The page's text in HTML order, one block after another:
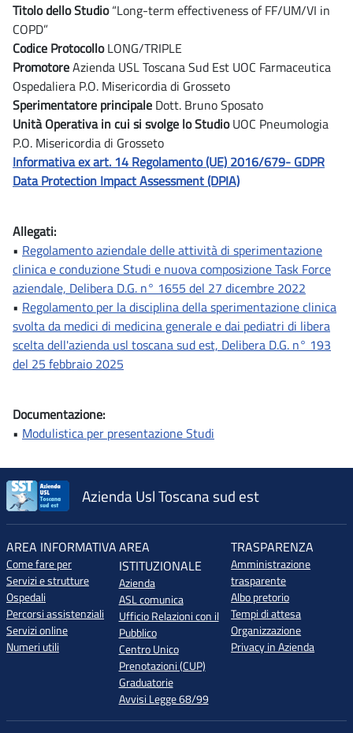
Titolo dello Studio“Long-term effectiveness of FF/UM/VI in
COPD”
Codice ProtocolloLONG/TRIPLE
PromotoreAzienda USL Toscana Sud Est UOC Farmaceutica
Ospedaliera P.O. Misericordia di Grosseto
Sperimentatore principale Dott. Bruno Sposato
Unità Operativa in cui si svolge lo StudioUOC Pneumologia
P.O. Misericordia di Grosseto
Informativa ex art. 14 Regolamento (UE) 2016/679- GDPR
Data Protection Impact Assessment (DPIA)
Allegati:
• Regolamento aziendale delle attività di sperimentazione
clinica e conduzione Studi e nuova composizione Task Force
aziendale, Delibera D.G. n° 1655 del 27 dicembre 2022
• Regolamento per la disciplina della sperimentazione clinica
svolta da medici di medicina generale e dai pediatri di libera
scelta dell'azienda usl toscana sud est, Delibera D.G. n° 193
del 25 febbraio 2025
Documentazione:
• Modulistica per presentazione Studi
Azienda Usl Toscana sud est
AREA INFORMATIVA
Come fare per
Servizi e strutture
Ospedali
Percorsi assistenziali
Servizi online
Numeri utili
AREA
ISTITUZIONALE
Azienda
ASL comunica
Ufficio Relazioni con il
Pubblico
Centro Unico
Prenotazioni (CUP)
Graduatorie
Avvisi Legge 68/99
TRASPARENZA
Amministrazione
trasparente
Albo pretorio
Tempi di attesa
Organizzazione
Privacy in Azienda